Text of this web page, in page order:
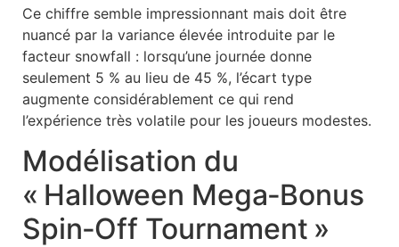
Ce chiffre semble impressionnant mais doit être
nuancé par la variance élevée introduite par le
facteur snowfall : lorsqu’une journée donne
seulement 5 % au lieu de 45 %, l’écart type
augmente considérablement ce qui rend
l’expérience très volatile pour les joueurs modestes.
Modélisation du
« Halloween Mega‑Bonus
Spin‑Off Tournament »